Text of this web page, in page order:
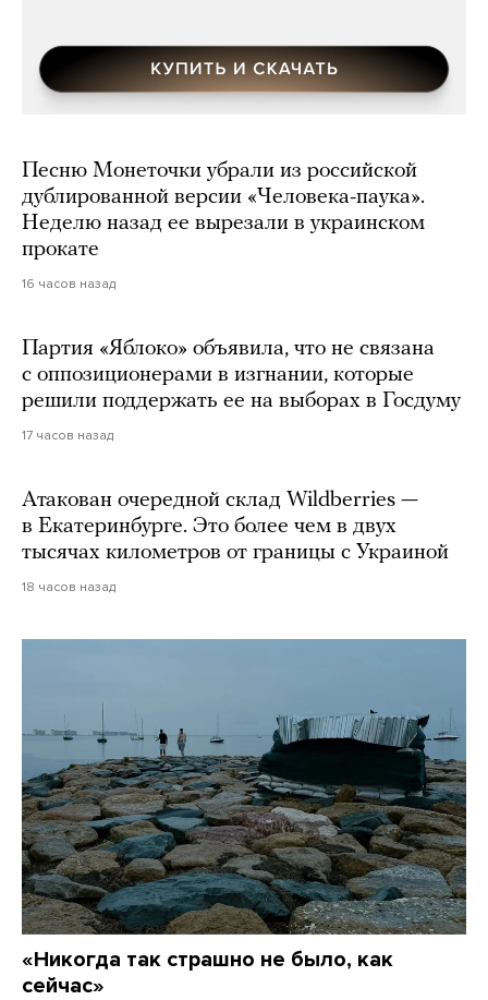
Песню Монеточки убрали из российской
дублированной версии «Человека-паука».
Неделю назад ее вырезали в украинском
прокате
16 часов назад
Партия «Яблоко» объявила, что не связана
с оппозиционерами в изгнании, которые
решили поддержать ее на выборах в Госдуму
17 часов назад
Атакован очередной склад Wildberries —
в Екатеринбурге. Это более чем в двух
тысячах километров от границы с Украиной
18 часов назад
«Никогда так страшно не было, как
сейчас»